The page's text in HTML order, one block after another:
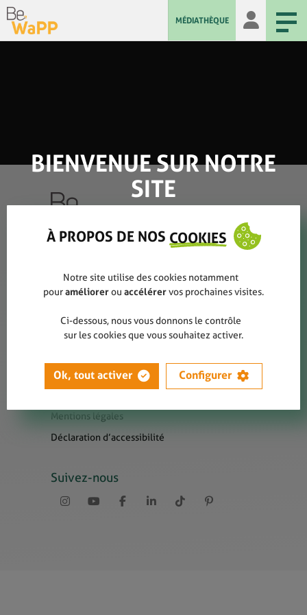
MÉDIATHÈQUE
Rapports annuels
Presse
Liens utiles
Mentions légales
Déclaration d’accessibilité
Suivez-nous
BIENVENUE SUR NOTRE
SITE
À PROPOS DE NOS COOKIES
Notre site utilise des cookies notamment
pouraméliorerou accélérervos prochaines visites.
Ci-dessous, nous vous donnons le contrôle
sur les cookies que vous souhaitez activer.
Ok, tout activer Configurer